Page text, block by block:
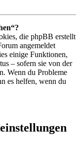
die phpBB erstellt
angemeldet
einige Funktionen,
– sofern sie von der
Wenn du Probleme
es helfen, wenn du